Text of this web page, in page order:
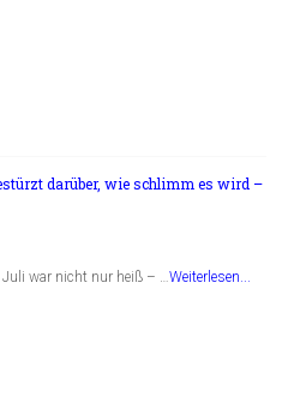
darüber, wie schlimm es wird –
Juli war nicht nur heiß – …Weiterlesen...